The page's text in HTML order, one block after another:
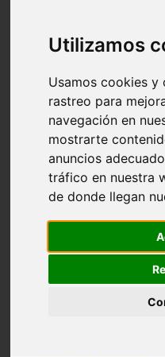
Utilizamos
Usamos cookies y
rastreo para
navegación en
mostrarte
anuncios
tráfico en nuestra
de donde llegan
Valencia - valencia
Málaga - nerja
A-coruña - santiago-de-
Tarragona - tarragona
Asturias - gijón
Girona - figueres
Madrid - leganés
Almería - roquetas-de-
Girona - tossa-de-mar
Barcelona - sant-cugat-
Alicante - l39alfàs-del-pi
Barcelona - vilanova-i-
Illes-balears - alcúdia
Illes-balears - sant-